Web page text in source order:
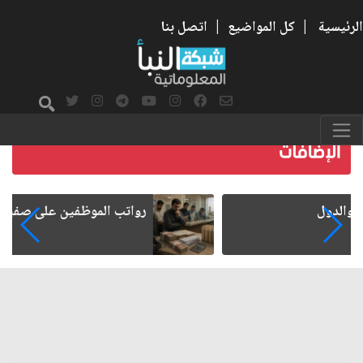
الرئيسية | كل المواضيع | اتصل بنا
رواتب الموظفين على صفيح ساخن